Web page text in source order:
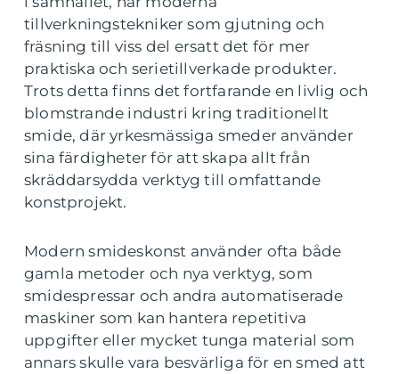
tillverkningstekniker som gjutning och
fräsning till viss del ersatt det för mer
praktiska och serietillverkade produkter.
Trots detta finns det fortfarande en livlig och
blomstrande industri kring traditionellt
smide, där yrkesmässiga smeder använder
sina färdigheter för att skapa allt från
skräddarsydda verktyg till omfattande
konstprojekt.
Modern smideskonst använder ofta både
gamla metoder och nya verktyg, som
smidespressar och andra automatiserade
maskiner som kan hantera repetitiva
uppgifter eller mycket tunga material som
annars skulle vara besvärliga för en smed att